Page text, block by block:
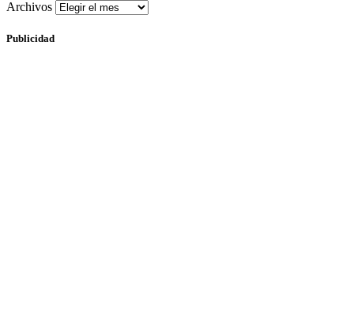
Archivos
Publicidad